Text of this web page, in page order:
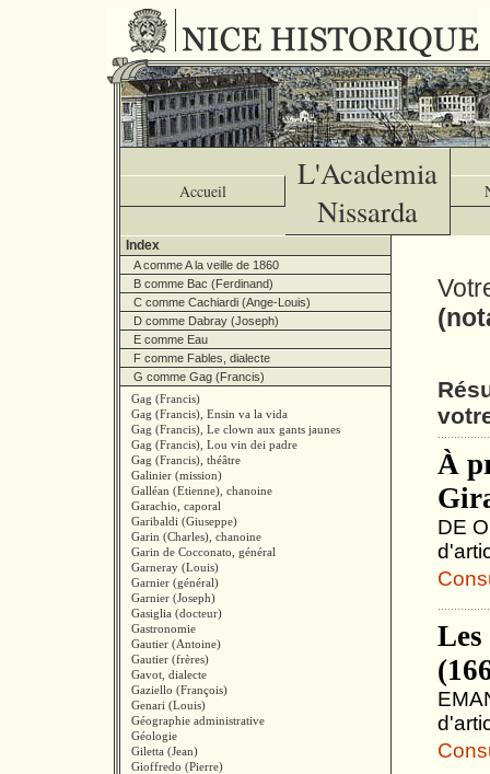
Accueil
L'Academia
Nissarda
Index
A comme A la veille de 1860
B comme Bac (Ferdinand)
C comme Cachiardi (Ange-Louis)
D comme Dabray (Joseph)
E comme Eau
F comme Fables, dialecte
G comme Gag (Francis)
Gag (Francis)
Gag (Francis), Ensin va la vida
Gag (Francis), Le clown aux gants jaunes
Gag (Francis), Lou vin dei padre
Gag (Francis), théâtre
Galinier (mission)
Galléan (Etienne), chanoine
Garachio, caporal
Garibaldi (Giuseppe)
Garin (Charles), chanoine
Garin de Cocconato, général
Garneray (Louis)
Garnier (général)
Garnier (Joseph)
Gasiglia (docteur)
Gastronomie
Gautier (Antoine)
Gautier (frères)
Gavot, dialecte
Gaziello (François)
Genari (Louis)
Géographie administrative
Géologie
Giletta (Jean)
Gioffredo (Pierre)
À
DE